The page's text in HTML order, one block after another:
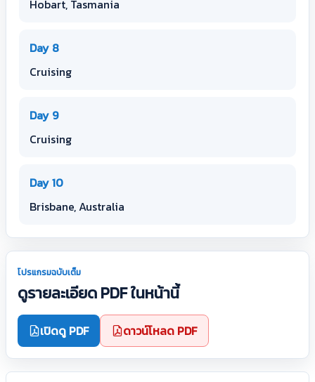
Hobart, Tasmania
Day 8
Cruising
Day 9
Cruising
Day 10
Brisbane, Australia
โปรแกรมฉบับเต็ม
ดูรายละเอียด PDF ในหน้านี้
เปิดดู PDF ดาวน์โหลด PDF